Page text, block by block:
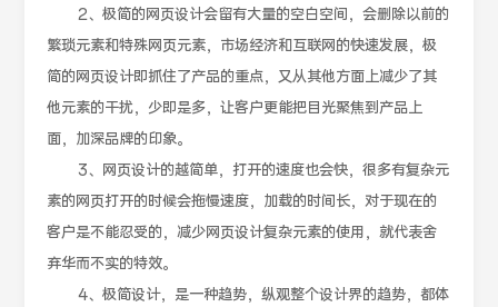
2、极简的网页设计会留有大量的空白空间，会删除以前的
繁琐元素和特殊网页元素，市场经济和互联网的快速发展，极
简的网页设计即抓住了产品的重点，又从其他方面上减少了其
他元素的干扰，少即是多，让客户更能把目光聚焦到产品上
面，加深品牌的印象。
3、网页设计的越简单，打开的速度也会快，很多有复杂元
素的网页打开的时候会拖慢速度，加载的时间长，对于现在的
客户是不能忍受的，减少网页设计复杂元素的使用，就代表舍
弃华而不实的特效。
4、极简设计，是一种趋势，纵观整个设计界的趋势，都体